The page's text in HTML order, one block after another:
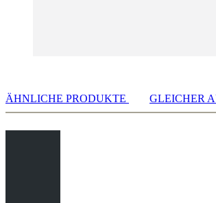
ÄHNLICHE PRODUKTE GLEICHER